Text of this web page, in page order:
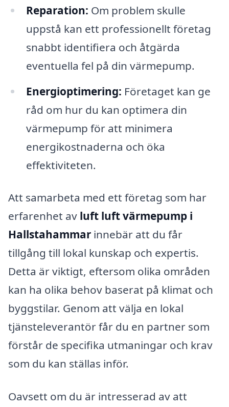
Reparation: Om problem skulle
uppstå kan ett professionellt företag
snabbt identifiera och åtgärda
eventuella fel på din värmepump.
Energioptimering: Företaget kan ge
råd om hur du kan optimera din
värmepump för att minimera
energikostnaderna och öka
effektiviteten.
Att samarbeta med ett företag som har
erfarenhet av luft luft värmepump i
Hallstahammar innebär att du får
tillgång till lokal kunskap och expertis.
Detta är viktigt, eftersom olika områden
kan ha olika behov baserat på klimat och
byggstilar. Genom att välja en lokal
tjänsteleverantör får du en partner som
förstår de specifika utmaningar och krav
som du kan ställas inför.
Oavsett om du är intresserad av att